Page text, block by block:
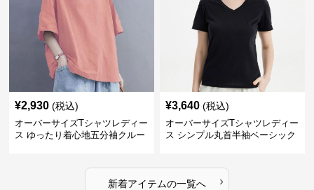
¥2,930 (税込)
オーバーサイズTシャツレディー
ス ゆったり着心地五分袖クルー
¥3,640 (税込)
オーバーサイズTシャツレディー
ス シンプル丸首半袖ベーシック
新着アイテムの一覧へ ›